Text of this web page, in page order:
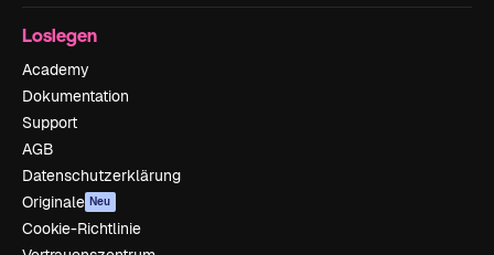
Loslegen
Academy
Dokumentation
Support
AGB
Datenschutzerklärung
Originale Neu
Cookie-Richtlinie